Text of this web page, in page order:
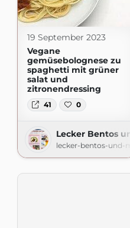
19 September 2023
Vegane
gemüsebolognese zu
spaghetti mit grüner
salat und
zitronendressing
41 0
Lecker Bentos
lecker-bentos-und-